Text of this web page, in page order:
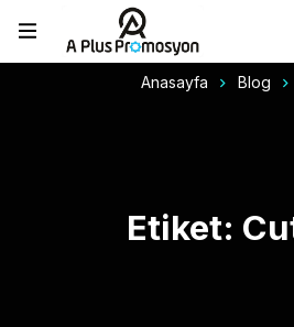
Anasayfa Blog
Etiket: